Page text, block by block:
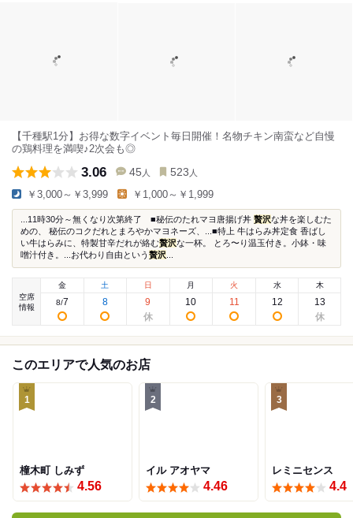
【千種駅1分】お得な数字イベント毎日開催！名物チキン南蛮など自慢
の鶏料理を満喫♪2次会も◎
3.06 45 人 523 人
￥3,000～￥3,999 ￥1,000～￥1,999
...11時30分～無くなり次第終了 ■秘伝のたれマヨ唐揚げ丼 贅沢な丼を楽しむた
めの、 秘伝のコクだれとまろやかマヨネーズ、...■特上 牛はらみ丼定食 香ばし
い牛はらみに、特製甘辛だれが絡む贅沢な一杯。 とろ〜り温玉付き。小鉢・味
噌汁付き。...お代わり自由という 贅沢
空席
情報
金
8/7
土
8
日
9
月
10
火
11
水
12
木
13
このエリアで人気のお店
1
橦木町 しみず
4.56
2
イル アオヤマ
4.46
3
レミニセンス
4.4